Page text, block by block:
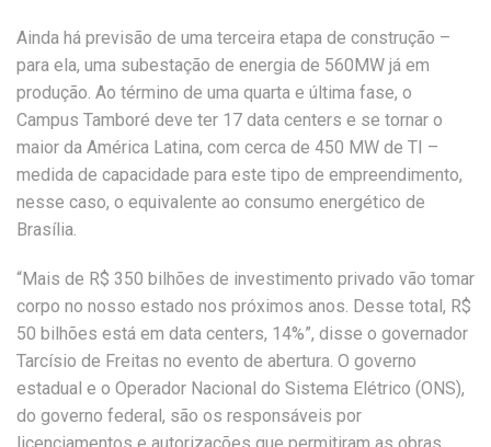
Ainda há previsão de uma terceira etapa de construção –
para ela, uma subestação de energia de 560MW já em
produção. Ao término de uma quarta e última fase, o
Campus Tamboré deve ter 17 data centers e se tornar o
maior da América Latina, com cerca de 450 MW de TI –
medida de capacidade para este tipo de empreendimento,
nesse caso, o equivalente ao consumo energético de
Brasília.
“Mais de R$ 350 bilhões de investimento privado vão tomar
corpo no nosso estado nos próximos anos. Desse total, R$
50 bilhões está em data centers, 14%”, disse o governador
Tarcísio de Freitas no evento de abertura. O governo
estadual e o Operador Nacional do Sistema Elétrico (ONS),
do governo federal, são os responsáveis por